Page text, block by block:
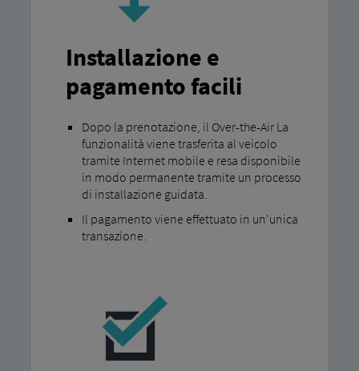
Installazione e
pagamento facili
Dopo la prenotazione, il Over-the-Air La
funzionalità viene trasferita al veicolo
tramite Internet mobile e resa disponibile
in modo permanente tramite un processo
di installazione guidata.
Il pagamento viene effettuato in un'unica
transazione.